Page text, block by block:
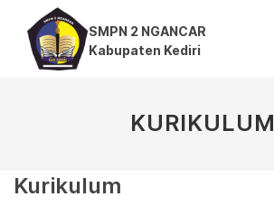
SMPN 2 NGANCAR
Kabupaten Kediri
KURIKULUM
Kurikulum